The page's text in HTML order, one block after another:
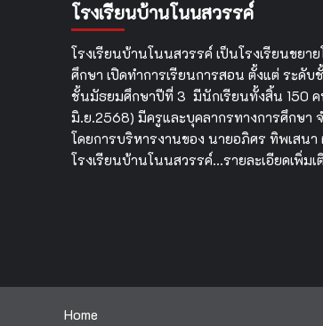
โรงเรียนบ้านโนนสวรรค์
โรงเรียนบ้านโนนสวรรค์ เป็นโรงเรียนขยา
ศึกษา เปิดทำการเรียนการสอน ตั้งแต่ ระดั
ชั้นมัธยมศึกษาปีที่ 3 มีนักเรียนทั้งสิ้น 150 ค
มิ.ย.2568) มีครูและบุคลากรทางการศึกษา
โดยการบริหารงานของ นายอภิศร ทิพเสนา
โรงเรียนบ้านโนนสวรรค์…รายละเอียดเพิ่มเ
Home